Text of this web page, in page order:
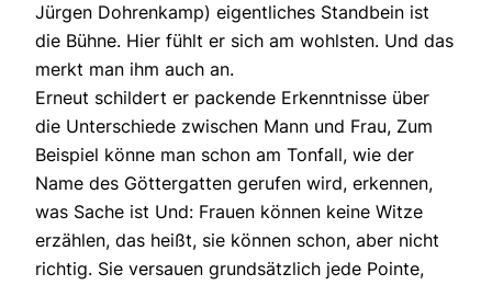
Jürgen Dohrenkamp) eigentliches Standbein ist
die Bühne. Hier fühlt er sich am wohlsten. Und das
merkt man ihm auch an.
Erneut schildert er packende Erkenntnisse über
die Unterschiede zwischen Mann und Frau, Zum
Beispiel könne man schon am Tonfall, wie der
Name des Göttergatten gerufen wird, erkennen,
was Sache ist Und: Frauen können keine Witze
erzählen, das heißt, sie können schon, aber nicht
richtig. Sie versauen grundsätzlich jede Pointe,